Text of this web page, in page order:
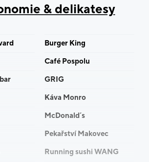
& delikatesy
Burger King
Café Pospolu
GRIG
Káva Monro
McDonald´s
Pekařství Makovec
Running sushi WANG